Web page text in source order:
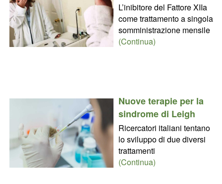
L’inibitore del Fattore XIIa
come trattamento a singola
somministrazione mensile
(Continua)
Nuove terapie per la
sindrome di Leigh
Ricercatori italiani tentano
lo sviluppo di due diversi
trattamenti
(Continua)